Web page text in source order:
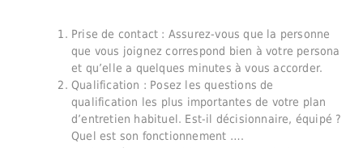
Prise de contact : Assurez-vous que la personne
que vous joignez correspond bien à votre persona
et qu’elle a quelques minutes à vous accorder.
Qualification : Posez les questions de
qualification les plus importantes de votre plan
d’entretien habituel. Est-il décisionnaire, équipé ?
Quel est son fonctionnement ….